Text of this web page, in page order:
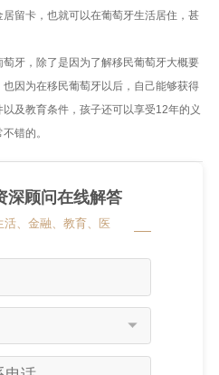
留卡，也就可以在葡萄牙生活居住，甚
牙，除了是因为了解移民葡萄牙大概要
因为在移民葡萄牙以后，自己能够获得
及教育条件，孩子还可以享受12年的义
错的。
深顾问在线解答
活、金融、教育、医